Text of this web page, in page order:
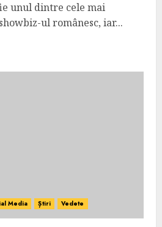
unul dintre cele mai
ul românesc, iar...
Media Știri Vedete